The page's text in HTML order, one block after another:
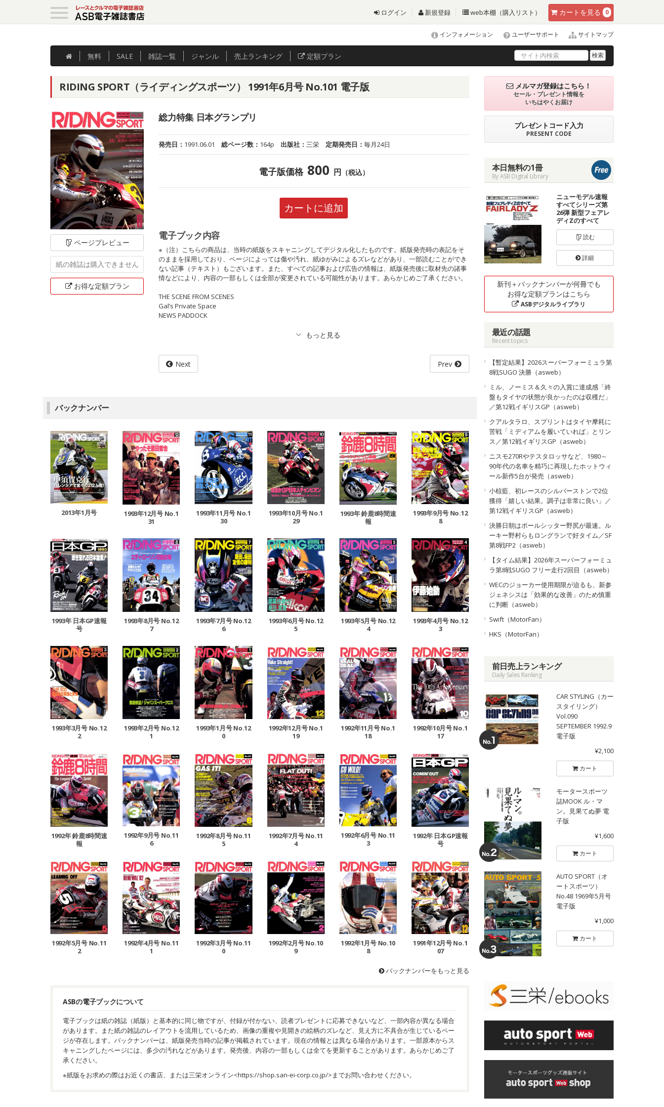
カート を見る 0
ログイン 新規登録 web本棚（購入リスト）
インフォメーション ユーザーサポート サイトマップ
無料 SALE 雑誌一覧 ジャンル 売上ランキング 定額プラン 検索
RIDING SPORT（ライディングスポーツ） 1991年6月号 No.101 電子版
ページプレビュー
紙の雑誌は購入できません
お得な定額プラン
総力特集 日本グランプリ
発売日： 1991.06.01 総ページ数： 164p 出版社：三栄 定期発売日：毎月24日
電子版価格 800 円 （税込）
カートに追加
電子ブック内容
※（注）こちらの商品は、当時の紙版をスキャニングしてデジタル化したものです。紙版発売時の表記をそ
のままを採用しており、ページによっては傷や汚れ、紙ゆがみによるズレなどがあり、一部読むことができ
ない記事（テキスト）もございます。また、すべての記事および広告の情報は、紙版発売後に取材先の諸事
情などにより、内容の一部もしくは全部が変更されている可能性があります。あらかじめご了承ください。
THE SCENE FROM SCENES
Gal’s Private Space
NEWS PADDOCK
Next Prev
バックナンバー
2013年1月号
1993年12月号 No.1
31
1993年11月号 No.1
30
1993年10月号 No.1
29
1993年 鈴鹿8時間速
報
1993年9月号 No.12
8
1993年 日本GP速報
号
1993年8月号 No.12
7
1993年7月号 No.12
6
1993年6月号 No.12
5
1993年5月号 No.12
4
1993年4月号 No.12
3
1993年3月号 No.12
2
1993年2月号 No.12
1
1993年1月号 No.12
0
1992年12月号 No.1
19
1992年11月号 No.1
18
1992年10月号 No.1
17
1992年 鈴鹿8時間速
報
1992年9月号 No.11
6
1992年8月号 No.11
5
1992年7月号 No.11
4
1992年6月号 No.11
3
1992年 日本GP速報
号
1992年5月号 No.11
2
1992年4月号 No.11
1
1992年3月号 No.11
0
1992年2月号 No.10
9
1992年1月号 No.10
8
1991年12月号 No.1
07
バックナンバーをもっと見る
ASBの電子ブックについて
電子ブックは紙の雑誌（紙版）と基本的に同じ物ですが、付録が付かない、読者プレゼントに応募できないなど、一部内容が異なる場合
があります。また紙の雑誌のレイアウトを流用しているため、画像の重複や見開きの絵柄のズレなど、見え方に不具合が生じているペー
ジが存在します。バックナンバーは、紙版発売当時の記事が掲載されています。現在の情報とは異なる場合があります。一部原本からス
キャニングしたページには、多少の汚れなどがあります。発売後、内容の一部もしくは全てを更新することがあります。あらかじめご了
承ください。
※紙版をお求めの際はお近くの書店、または三栄オンライン<https://shop.san-ei-corp.co.jp/>までお問い合わせください。
メルマガ登録はこちら！
セール・プレゼント情報を
いちはやくお届け
プレゼントコード入力
PRESENT CODE
本日無料の1冊
By ASB Digital Library
ニューモデル速報
すべてシリーズ第
26弾 新型フェアレ
ディZのすべて
読む
詳細
新刊＋バックナンバーが何冊でも
お得な定額プランはこちら
ASBデジタルライブラリ
最近の話題
Recent topics
【暫定結果】2026スーパーフォーミュラ第
8戦SUGO 決勝（asweb）
ミル、ノーミス＆久々の入賞に達成感「終
盤もタイヤの状態が良かったのは収穫だ」
／第12戦イギリスGP（asweb）
クアルタラロ、スプリントはタイヤ摩耗に
苦戦「ミディアムを履いていれば」とリン
ス／第12戦イギリスGP（asweb）
ニスモ270Rやテスタロッサなど、1980～
90年代の名車を精巧に再現したホットウィ
ール新作5台が発売（asweb）
小椋藍、初レースのシルバーストンで2位
獲得「嬉しい結果。調子は非常に良い」／
第12戦イギリスGP（asweb）
決勝日朝はポールシッター野尻が最速。ル
ーキー野村らもロングランで好タイム／SF
第8戦FP2（asweb）
【タイム結果】2026年スーパーフォーミュ
ラ第8戦SUGO フリー走行2回目（asweb）
WECのジョーカー使用期限が迫るも、新参
ジェネシスは「効果的な改善」のため慎重
に判断（asweb）
Swift（MotorFan）
HKS（MotorFan）
前日売上ランキング
Daily Sales Ranking
CAR STYLING（カー
スタイリング）
Vol.090
SEPTEMBER 1992.9
電子版
¥2,100
カート
モータースポーツ
誌MOOK ル・マ
ン。見果てぬ夢 電
子版
¥1,600
カート
AUTO SPORT（オ
ートスポーツ）
No.48 1969年5月号
電子版
¥1,000
カート